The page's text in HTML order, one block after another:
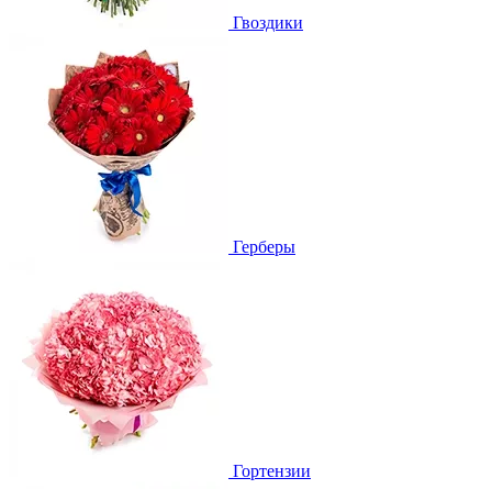
Гвоздики
Герберы
Гортензии